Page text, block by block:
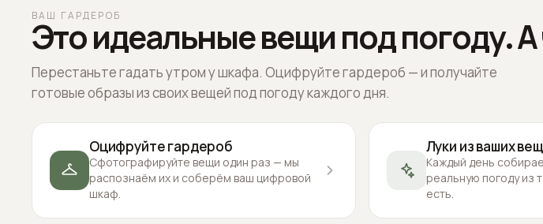
ВАШ ГАРДЕРОБ
Это идеальные вещи под погоду.
Перестаньте гадать утром у шкафа. Оцифруйте гардероб — и получайте
готовые образы из своих вещей под погоду каждого дня.
Оцифруйте гардероб
Сфотографируйте вещи один раз — мы
распознаём их и соберём ваш цифровой
шкаф.
Луки из ваших
Каждый день
реальную погоду из
есть.